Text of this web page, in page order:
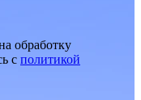
обработку
c политикой